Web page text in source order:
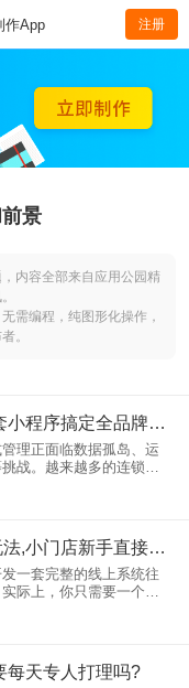
作App 注册
景
内容全部来自应用公园精
需编程，纯图形化操作，
。
连锁数字化升级,一套小程序搞定全品牌运营
理正面临数据孤岛、运
战。越来越多的连锁企
，而小程序凭借其轻
正成为打通全品牌运营
极简版小程序搭配玩法,小门店新手直接落地
一套完整的线上系统往
际上，你只需要一个极
的搭配玩法，就能让门
本文为新手店主整理了
每天专人打理吗?